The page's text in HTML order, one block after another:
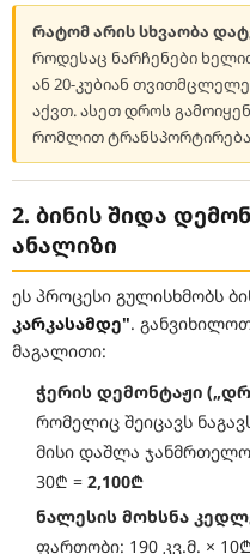
რატომ არის სხვაობა
როდესაც ნარჩენები
ან 20-კუბიან
აქვთ. ასეთ დროს
რომლით
2. ბინის შიდა
ანალიზი
ეს პროცესი გულისხმობს
კარკასამდე".
მაგალითი:
ჭერის დემონტაჟი
რომელიც შეიცავს
მისი დაშლა
30₾ = 2,100₾
ნალესის მოხსნა
ფართობი: 190 კვ.მ. ×